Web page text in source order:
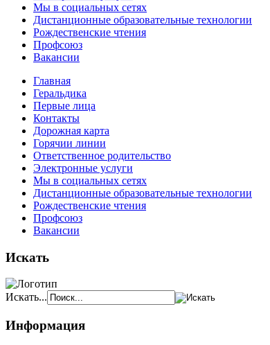
Мы в социальных сетях
Дистанционные образовательные технологии
Рождественские чтения
Профсоюз
Вакансии
Главная
Геральдика
Первые лица
Контакты
Дорожная карта
Горячии линии
Ответственное родительство
Электронные услуги
Мы в социальных сетях
Дистанционные образовательные технологии
Рождественские чтения
Профсоюз
Вакансии
Искать
Искать...
Информация